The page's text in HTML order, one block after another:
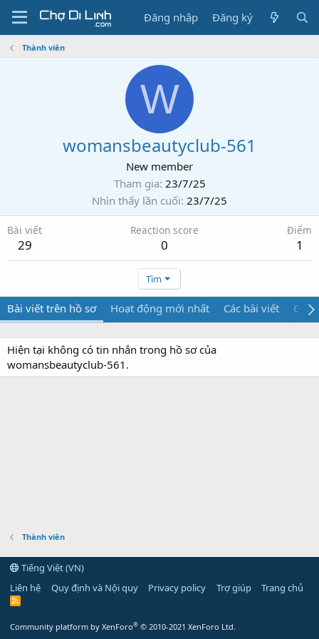
Đăng nhập Đăng ký
Thành viên
W
womansbeautyclub-561
New member
Tham gia 23/7/25
Nhìn thấy lần cuối 23/7/25
Bài viết
29
Reaction score
0
Điểm
1
Tìm
Bài viết trên hồ sơ Hoạt động mới nhất Các bài viết Giới
Hiện tại không có tin nhắn trong hồ sơ của
womansbeautyclub-561.
Thành viên
Tiếng Việt (VN)
Liên hệ
Quy định và Nội quy Privacy policy Trợ giúp Trang chủ
R
Community platform by XenForo® © 2010-2021 XenForo Ltd.